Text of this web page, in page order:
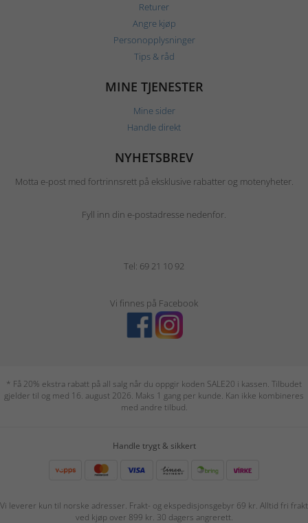
Returer
Angre kjøp
Personopplysninger
Tips & råd
MINE TJENESTER
Mine sider
Handle direkt
NYHETSBREV
Motta e-post med fortrinnsrett på eksklusive rabatter og motenyheter.
Fyll inn din e-postadresse nedenfor.
Tel: 69 21 10 92
Vi finnes på Facebook
* Få 20% ekstra rabatt på all salg når du oppgir koden SALE20 i kassen. Tilbudet
gjelder til og med 16. august 2026. Maks 1 gang per kunde. Kan ikke kombineres
med andre tilbud.
Handle trygt & sikkert
Vi leverer kun til norske adresser. Frakt- og ekspedisjonsgebyr 69 kr. Alltid fri frakt
ved kjøp over 899 kr. 30 dagers angrerett.